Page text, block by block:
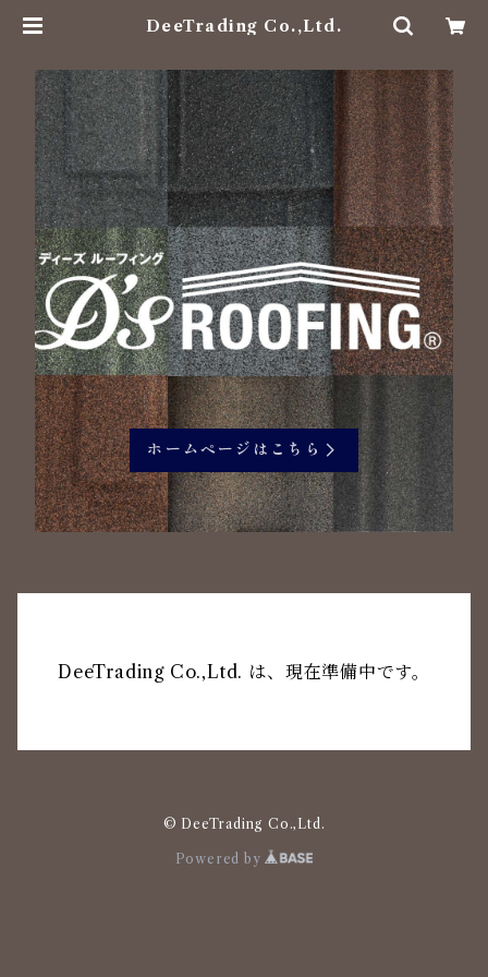
DeeTrading Co.,Ltd.
ホームページはこちら
DeeTrading Co.,Ltd. は、現在準備中です。
© DeeTrading Co.,Ltd.
Powered by